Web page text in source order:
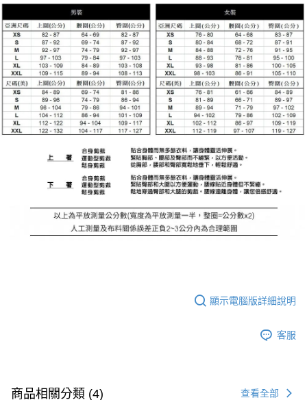
顯示電腦版詳細說明
客服
商品相關分類 (4) 查看全部